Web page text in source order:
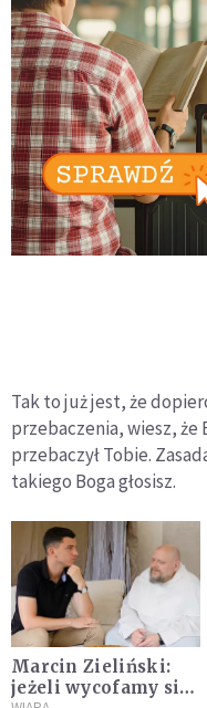
Tak to już jest, że
przebaczenia, wiesz, że
przebaczył Tobie.
takiego Boga głosisz.
Marcin Zieliński:
jeżeli wycofamy się